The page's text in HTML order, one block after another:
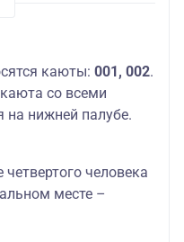
каюты: 001, 002.
со всеми
на нижней палубе.
человека
месте –